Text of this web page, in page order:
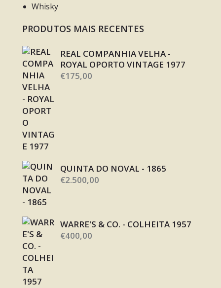
Whisky
PRODUTOS MAIS RECENTES
REAL COMPANHIA VELHA -
ROYAL OPORTO VINTAGE 1977
€175,00
QUINTA DO NOVAL - 1865
€2.500,00
WARRE'S & CO. - COLHEITA 1957
€400,00